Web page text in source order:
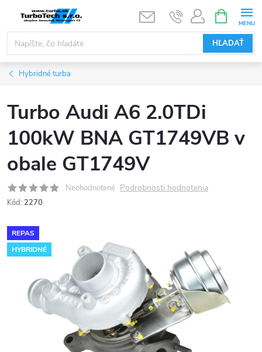
obsah
HĽADAŤ
KOŠÍK
Hybridné turba
Turbo Audi A6 2.0TDi
100kW BNA GT1749VB v
obale GT1749V
Neohodnotené Podrobnosti hodnotenia
Kód: 2270
REPAS
HYBRIDNÉ